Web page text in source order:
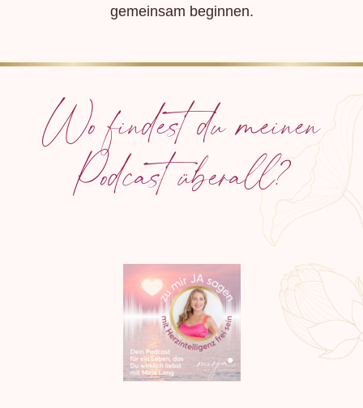
gemeinsam beginnen.
Wo findest du meinen
Podcast überall?